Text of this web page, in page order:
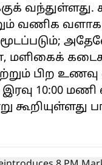
வணிக
மூடப்படும்;
பிற
10:00
கூறியுள்ளது